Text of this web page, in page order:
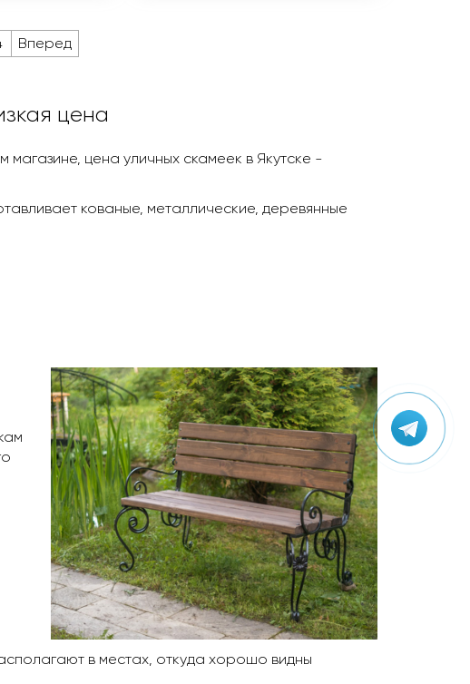
Вперед
цена
цена уличных скамеек в Якутскe -
кованые, металлические, деревянные
в местах, откуда хорошо видны